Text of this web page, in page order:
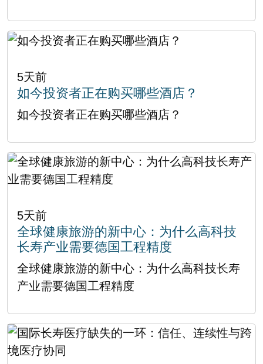
5天前
如今投资者正在购买哪些酒店？
如今投资者正在购买哪些酒店？
5天前
全球健康旅游的新中心：为什么高科技
长寿产业需要德国工程精度
全球健康旅游的新中心：为什么高科技长寿
产业需要德国工程精度